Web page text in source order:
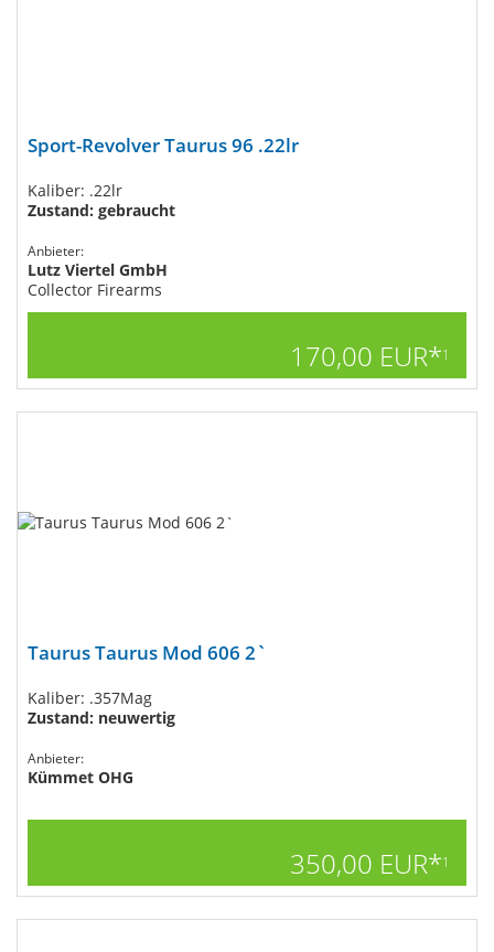
Sport-Revolver Taurus 96 .22lr
Kaliber: .22lr
Zustand: gebraucht
Anbieter:
Lutz Viertel GmbH
Collector Firearms
170,00 EUR*1
Taurus Taurus Mod 606 2`
Kaliber: .357Mag
Zustand: neuwertig
Anbieter:
Kümmet OHG
350,00 EUR*1